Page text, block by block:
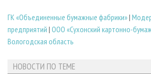
ГК «Объединенные бумажные фабрики»|
предприятий | ООО «Сухонский картонно-
Вологодская область
НОВОСТИ ПО ТЕМЕ